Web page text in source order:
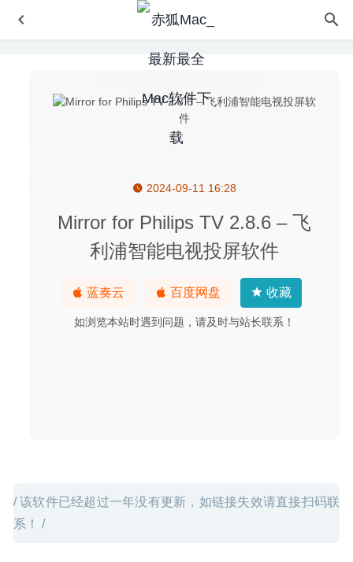
2024-09-11 16:28
Mirror for Philips TV 2.8.6 – 飞
利浦智能电视投屏软件
蓝奏云 百度网盘 收藏
如浏览本站时遇到问题，请及时与站长联系！
/ 该软件已经超过一年没有更新，如链接失效请直接扫码联
系！ /
Microsoft Outlook 2024 16.102 中文版-微软电子邮件和日
goPanel 2.8.9 – 优秀的服务器管理工具
FileAssistant 3.5 – macOS文件管理器 2022-06-25
DoYourData File Eraser Professional 3.5 – 系统垃圾数据
2020-07-20
Jettison 1.8.1 – 自动卸载U盘等外部设备 2020-09-10